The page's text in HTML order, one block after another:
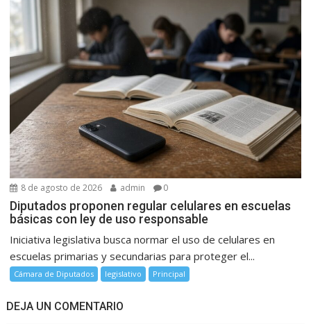
8 de agosto de 2026 admin 0
Diputados proponen regular celulares en escuelas
básicas con ley de uso responsable
Iniciativa legislativa busca normar el uso de celulares en
escuelas primarias y secundarias para proteger el...
Cámara de Diputados legislativo Principal
DEJA UN COMENTARIO